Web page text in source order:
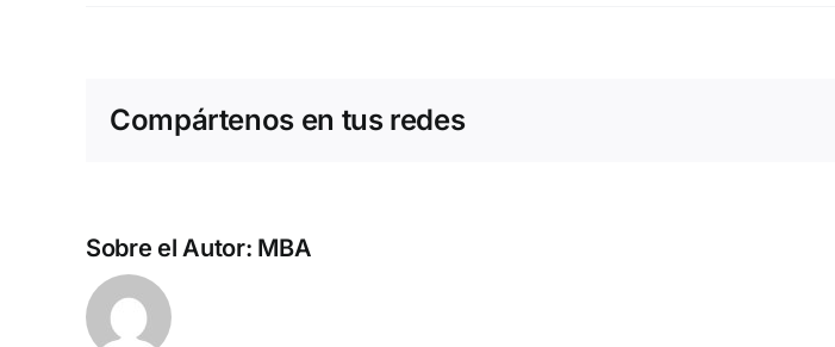
Compártenos en tus redes
Sobre el Autor: MBA